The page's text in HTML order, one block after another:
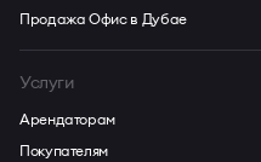
Продажа Офис в Дубае
Услуги
Арендаторам
Покупателям